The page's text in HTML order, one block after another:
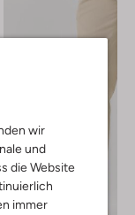
wir
und
die Website
immer